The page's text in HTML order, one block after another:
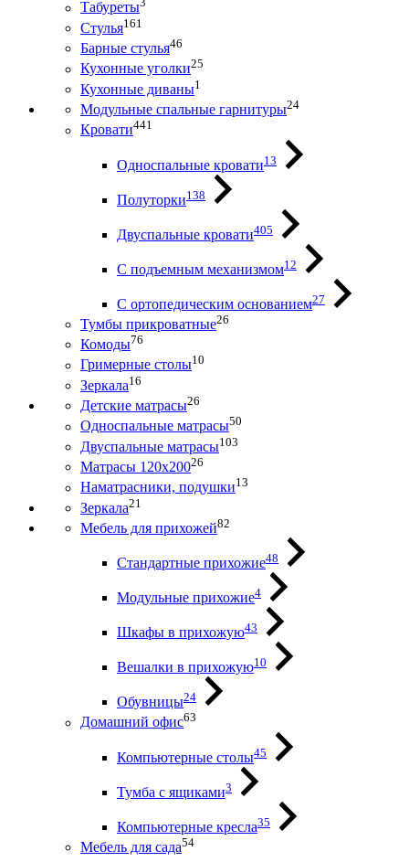
Табуреты
Стулья161
Барные стулья46
Кухонные уголки25
Кухонные диваны1
Модульные спальные гарнитуры24
Кровати441
Односпальные кровати13
Полуторки138
Двуспальные кровати405
С подъемным механизмом12
С ортопедическим основанием27
Тумбы прикроватные26
Комоды76
Гримерные столы10
Зеркала16
Детские матрасы26
Односпальные матрасы50
Двуспальные матрасы103
Матрасы 120х20026
Наматрасники, подушки13
Зеркала21
Мебель для прихожей82
Стандартные прихожие48
Модульные прихожие4
Шкафы в прихожую43
Вешалки в прихожую10
Обувницы24
Домашний офис63
Компьютерные столы45
Тумба с ящиками3
Компьютерные кресла35
Мебель для сада54